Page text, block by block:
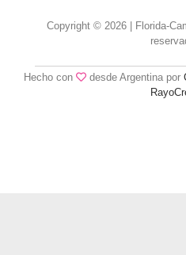
Copyright © 2026 | Florida-
Hecho con desde Argentina por